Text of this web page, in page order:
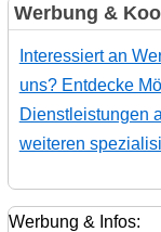
Werbung &
Interessiert an
uns? Entdecke
Dienstleistungen
weiteren
Werbung & Infos: